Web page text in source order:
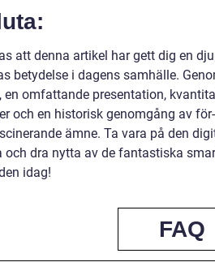
att denna artikel har gett dig en
betydelse i dagens samhälle.
en omfattande presentation,
och en historisk genomgång av
ämne. Ta vara på den
och dra nytta av de fantastiska
idag!
FAQ